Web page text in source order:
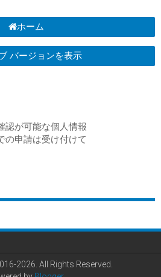
ホーム
バージョンを表示
認が可能な個人情報
の申請は受け付けて
2026. All Rights Reserved.